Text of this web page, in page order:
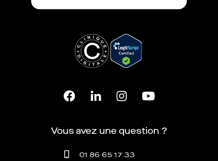
Vous avez une question ?
01 86 65 17 33